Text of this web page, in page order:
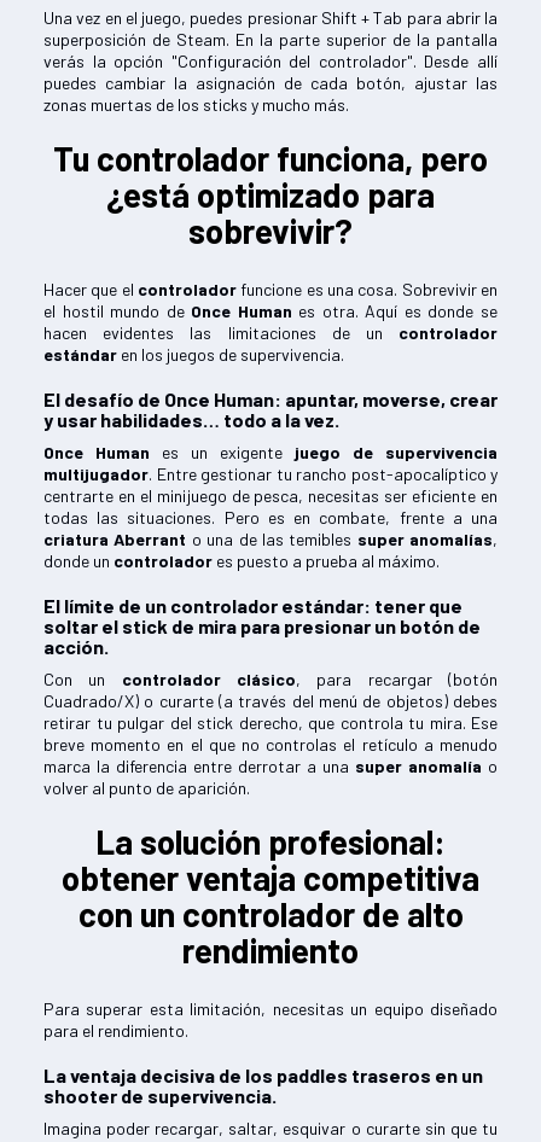
Una vez en el juego, puedes presionar Shift + Tab para abrir la
superposición de Steam. En la parte superior de la pantalla
verás la opción "Configuración del controlador". Desde allí
puedes cambiar la asignación de cada botón, ajustar las
zonas muertas de los sticks y mucho más.
Tu controlador funciona, pero
¿está optimizado para
sobrevivir?
Hacer que el controladorfuncione es una cosa. Sobrevivir en
el hostil mundo de Once Human es otra. Aquí es donde se
hacen evidentes las limitaciones de un controlador
estándar en los juegos de supervivencia.
El desafío de Once Human: apuntar, moverse, crear
y usar habilidades… todo a la vez.
Once Human es un exigente juego de supervivencia
multijugador. Entre gestionar tu rancho post-apocalíptico y
centrarte en el minijuego de pesca, necesitas ser eficiente en
todas las situaciones. Pero es en combate, frente a una
criatura Aberrant o una de las temibles super anomalías,
donde un controlador es puesto a prueba al máximo.
El límite de un controlador estándar: tener que
soltar el stick de mira para presionar un botón de
acción.
Con un controlador clásico, para recargar (botón
Cuadrado/X) o curarte (a través del menú de objetos) debes
retirar tu pulgar del stick derecho, que controla tu mira. Ese
breve momento en el que no controlas el retículo a menudo
marca la diferencia entre derrotar a una super anomalía o
volver al punto de aparición.
La solución profesional:
obtener ventaja competitiva
con un controlador de alto
rendimiento
Para superar esta limitación, necesitas un equipo diseñado
para el rendimiento.
La ventaja decisiva de los paddles traseros en un
shooter de supervivencia.
Imagina poder recargar, saltar, esquivar o curarte sin que tu